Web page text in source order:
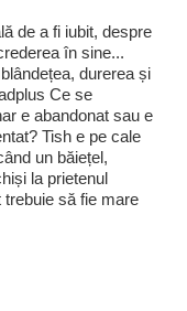
de a fi iubit, despre
în sine...
durerea și
Ce se
e abandonat sau e
Tish e pe cale
un băiețel,
la prietenul
să fie mare